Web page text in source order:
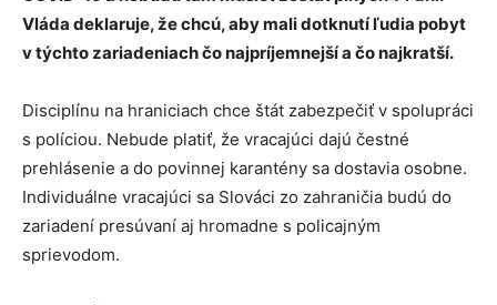
Vláda deklaruje, že chcú, aby mali dotknutí ľudia pobyt
v týchto zariadeniach čo najpríjemnejší a čo najkratší.
Disciplínu na hraniciach chce štát zabezpečiť v spolupráci
s políciou. Nebude platiť, že vracajúci dajú čestné
prehlásenie a do povinnej karantény sa dostavia osobne.
Individuálne vracajúci sa Slováci zo zahraničia budú do
zariadení presúvaní aj hromadne s policajným
sprievodom.